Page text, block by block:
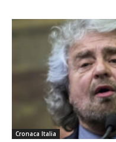
Cronaca Italia